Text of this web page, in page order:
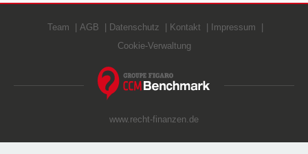
Team AGB Datenschutz Kontakt
Impressum
Cookie-Verwaltung
www.recht-finanzen.de